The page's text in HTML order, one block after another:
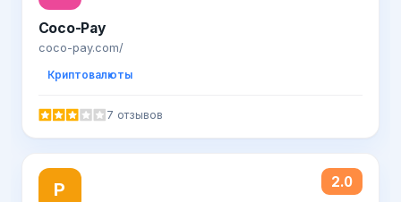
Coco-Pay
coco-pay.com/
Криптовалюты
7 отзывов
P 2.0